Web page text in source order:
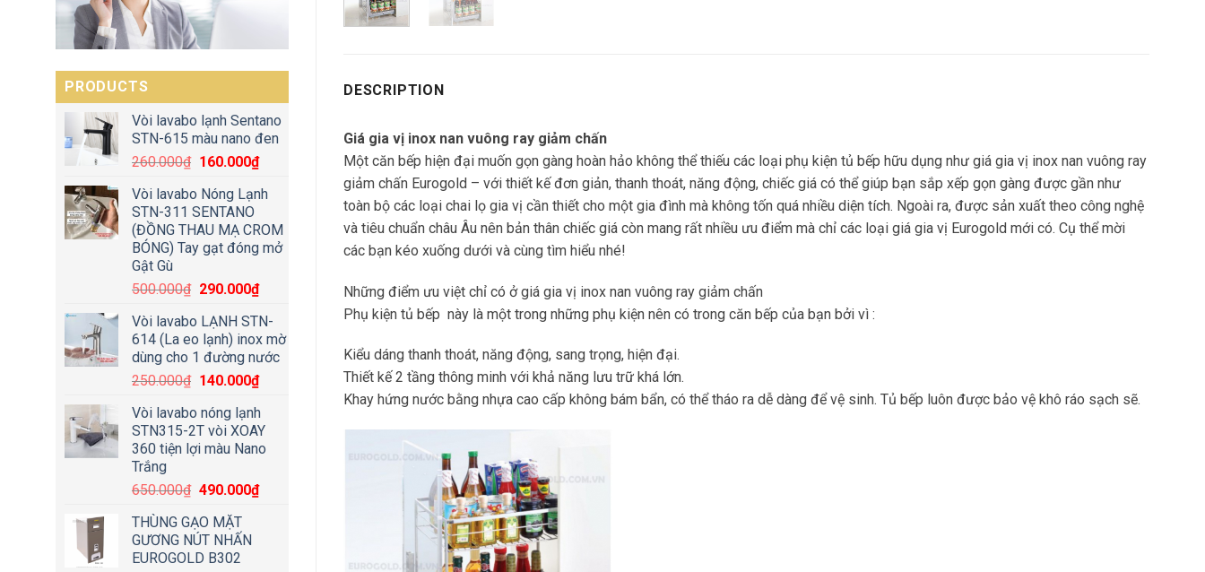
PRODUCTS
Vòi lavabo lạnh Sentano
STN-615 màu nano đen
260.000₫ 160.000₫
Vòi lavabo Nóng Lạnh
STN-311 SENTANO
(ĐỒNG THAU MẠ CROM
BÓNG) Tay gạt đóng mở
Gật Gù
500.000₫ 290.000₫
Vòi lavabo LẠNH STN-
614 (La eo lạnh) inox mờ
dùng cho 1 đường nước
250.000₫ 140.000₫
Vòi lavabo nóng lạnh
STN315-2T vòi XOAY
360 tiện lợi màu Nano
Trắng
650.000₫ 490.000₫
THÙNG GẠO MẶT
GƯƠNG NÚT NHẤN
EUROGOLD B302
DESCRIPTION
Giá gia vị inox nan vuông ray giảm chấn
Một căn bếp hiện đại muốn gọn gàng hoàn hảo không thể thiếu các loại phụ kiện tủ bếp hữu dụng như giá gia vị inox nan vuông ray
giảm chấn Eurogold – với thiết kế đơn giản, thanh thoát, năng động, chiếc giá có thể giúp bạn sắp xếp gọn gàng được gần như
toàn bộ các loại chai lọ gia vị cần thiết cho một gia đình mà không tốn quá nhiều diện tích. Ngoài ra, được sản xuất theo công nghệ
và tiêu chuẩn châu Âu nên bản thân chiếc giá còn mang rất nhiều ưu điểm mà chỉ các loại giá gia vị Eurogold mới có. Cụ thể mời
các bạn kéo xuống dưới và cùng tìm hiểu nhé!
Những điểm ưu việt chỉ có ở giá gia vị inox nan vuông ray giảm chấn
Phụ kiện tủ bếp này là một trong những phụ kiện nên có trong căn bếp của bạn bởi vì :
Kiểu dáng thanh thoát, năng động, sang trọng, hiện đại.
Thiết kế 2 tầng thông minh với khả năng lưu trữ khá lớn.
Khay hứng nước bằng nhựa cao cấp không bám bẩn, có thể tháo ra dễ dàng để vệ sinh. Tủ bếp luôn được bảo vệ khô ráo sạch sẽ.